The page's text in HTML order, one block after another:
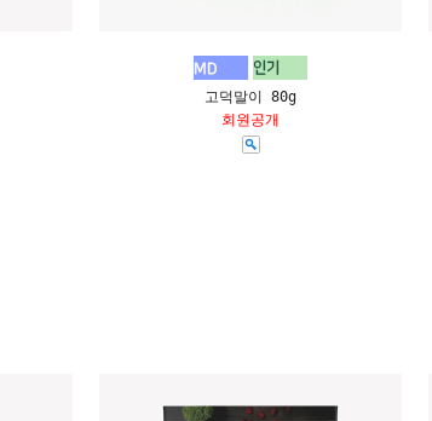
고덕말이 80g
회원공개